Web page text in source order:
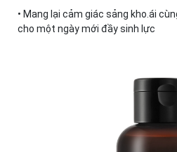
• Mang lại cảm giác sảng kho.ái
cho một ngày mới đầy sinh lực